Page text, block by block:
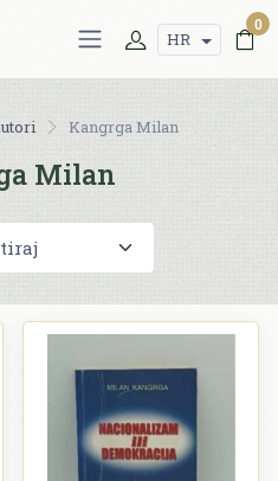
HR
0
Kangrga Milan
Milan